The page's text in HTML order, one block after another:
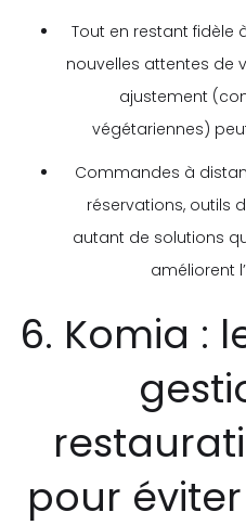
Tout en restant fidèle
nouvelles attentes de
ajustement
végétariennes)
Commandes à
réservations, outils
autant de solutions
améliorent
6. Komia :
pour